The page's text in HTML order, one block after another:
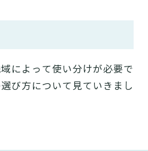
によって使い分けが必要で
び方について見ていきまし